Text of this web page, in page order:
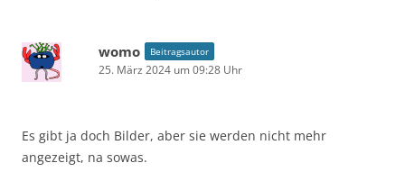
womo Beitragsautor
25. März 2024 um 09:28 Uhr
Es gibt ja doch Bilder, aber sie werden nicht mehr
angezeigt, na sowas.